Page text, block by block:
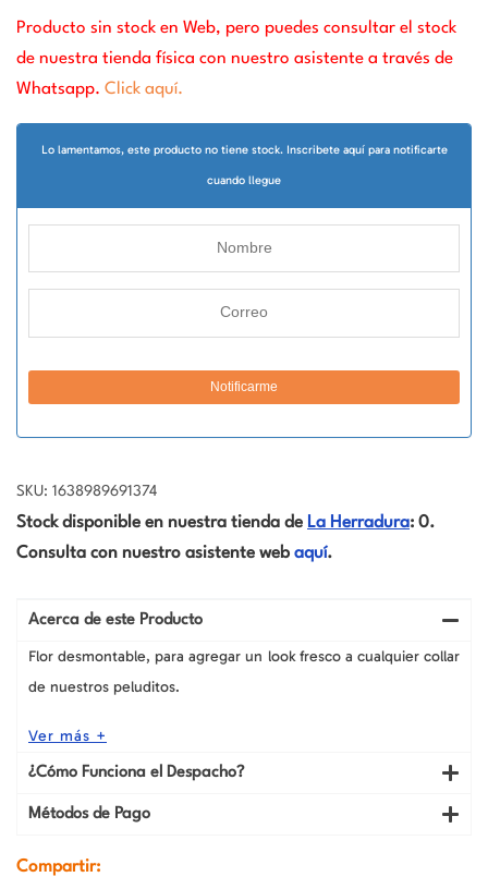
Producto sin stock en Web, pero puedes consultar el stock
de nuestra tienda física con nuestro asistente a través de
Whatsapp. Click aquí.
Lo lamentamos, este producto no tiene stock. Inscribete aquí para notificarte
cuando llegue
SKU: 1638989691374
Stock disponible en nuestra tienda de La Herradura: 0.
Consulta con nuestro asistente web aquí.
Acerca de este Producto
Flor desmontable, para agregar un look fresco a cualquier collar
de nuestros peluditos.
Ver más +
¿Cómo Funciona el Despacho?
Métodos de Pago
Compartir: